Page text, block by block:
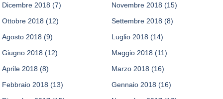
Dicembre 2018 (7) Novembre 2018 (15)
Ottobre 2018 (12) Settembre 2018 (8)
Agosto 2018 (9) Luglio 2018 (14)
Giugno 2018 (12) Maggio 2018 (11)
Aprile 2018 (8) Marzo 2018 (16)
Febbraio 2018 (13) Gennaio 2018 (16)